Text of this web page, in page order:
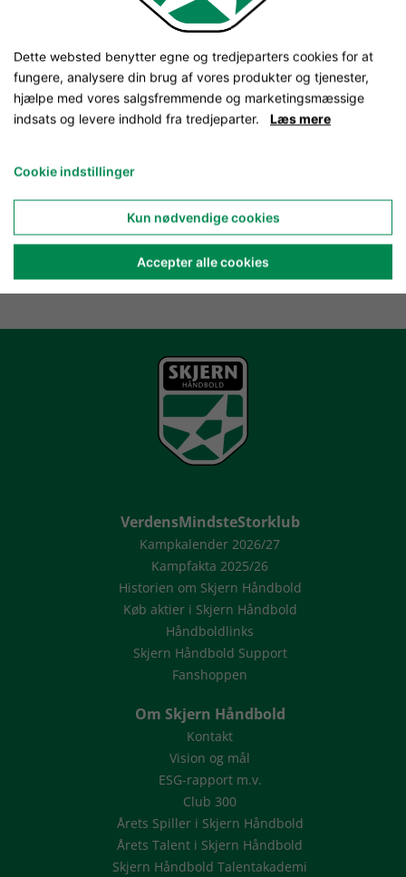
VerdensMindsteStorklub
Kampkalender 2026/27
Kampfakta 2025/26
Historien om Skjern Håndbold
Køb aktier i Skjern Håndbold
Håndboldlinks
Skjern Håndbold Support
Fanshoppen
Om Skjern Håndbold
Kontakt
Vision og mål
ESG-rapport m.v.
Club 300
Årets Spiller i Skjern Håndbold
Årets Talent i Skjern Håndbold
Skjern Håndbold Talentakademi
Dette websted benytter egne og tredjeparters cookies for at
fungere, analysere din brug af vores produkter og tjenester,
hjælpe med vores salgsfremmende og marketingsmæssige
indsats og levere indhold fra tredjeparter. Læs mere
Cookie indstillinger
Kun nødvendige cookies
Accepter alle cookies